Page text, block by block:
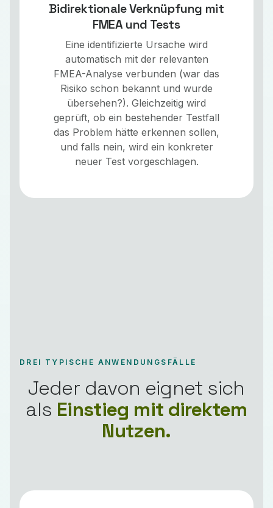
Bidirektionale Verknüpfung mit
FMEA und Tests
Eine identifizierte Ursache wird
automatisch mit der relevanten
FMEA-Analyse verbunden (war das
Risiko schon bekannt und wurde
übersehen?). Gleichzeitig wird
geprüft, ob ein bestehender Testfall
das Problem hätte erkennen sollen,
und falls nein, wird ein konkreter
neuer Test vorgeschlagen.
DREI TYPISCHE ANWENDUNGSFÄLLE
Jeder davon eignet sich
als Einstieg mit direktem
Nutzen.